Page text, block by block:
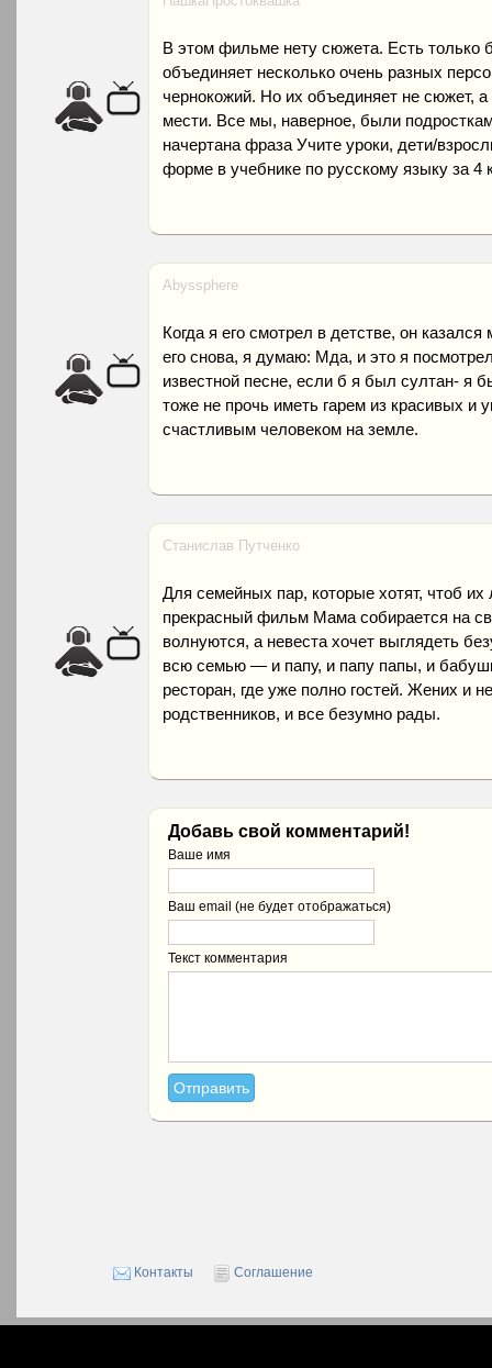
В этом фильме нету сюжета. Есть только
объединяет несколько очень разных
чернокожий. Но их объединяет не сюжет,
мести. Все мы, наверное, были
начертана фраза Учите уроки, дети/
форме в учебнике по русскому языку за 4
Abyssphere
Когда я его смотрел в детстве, он
его снова, я думаю: Мда, и это я
известной песне, если б я был султан- я
тоже не прочь иметь гарем из красивых
счастливым человеком на земле.
Станислав Путченко
Для семейных пар, которые хотят, чтоб
прекрасный фильм Мама собирается на
волнуются, а невеста хочет выглядеть
всю семью — и папу, и папу папы, и
ресторан, где уже полно гостей. Жених и
родственников, и все безумно рады.
Добавь свой комментарий!
Ваше имя
Ваш email (не будет отображаться)
Текст комментария
Контакты Соглашение